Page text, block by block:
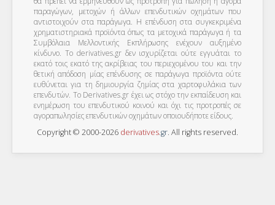
παραγώγων, μετοχών ή άλλων επενδυτικών οχημάτων που
αντιστοιχούν στα παράγωγα. Η επένδυση στα συγκεκριμένα
χρηματιστηριακά προϊόντα όπως τα μετοχικά παράγωγα ή τα
Συμβόλαια Μελλοντικής Εκπλήρωσης ενέχουν αυξημένο
κίνδυνο. Το derivatives.gr δεν ισχυρίζεται ούτε εγγυάται το
εκατό τοις εκατό της ακρίβειας του περιεχομένου του και την
θετική απόδοση μίας επένδυσης σε παράγωγα προϊόντα ούτε
ευθύνεται για τη δημιουργία ζημίας στα χαρτοφυλάκια των
επενδυτών. To Derivatives.gr έχει ως στόχο την εκπαίδευση και
ενημέρωση του επενδυτικού κοινού και όχι τις προτροπές σε
αγοραπωλησίες επενδυτικών οχημάτων οποιουδήποτε είδους.
Copyright © 2000-2026 derivatives.gr. All rights reserved.